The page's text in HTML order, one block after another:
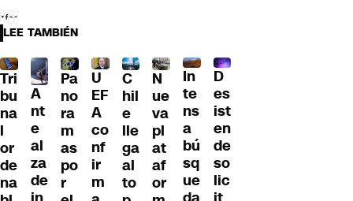
LEE TAMBIÉN
Tri
bu
na
l
or
de
na
A
nt
e
al
za
de
Pa
no
ra
m
as
po
r
U
EF
A
co
nf
ir
m
C
hil
e
lle
ga
al
to
N
ue
va
pl
at
af
or
In
te
ns
a
bú
sq
ue
D
es
ist
en
de
so
lic